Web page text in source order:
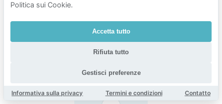
Restaurant
Sphere
im
Fernsehturm
Politica sui Cookie.
Accetta tutto
Rifiuta tutto
Gestisci preferenze
Informativa sulla privacy Termini e condizioni Contatto